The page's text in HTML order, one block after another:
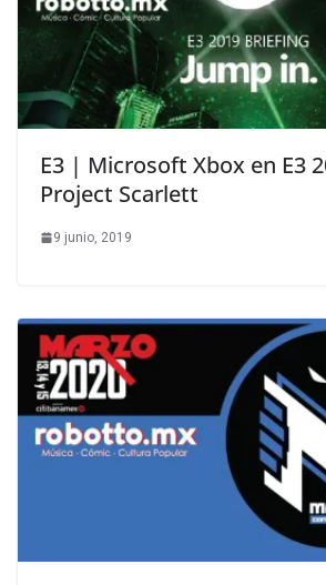
E3 | Microsoft Xbox en E3
Project Scarlett
9 junio, 2019